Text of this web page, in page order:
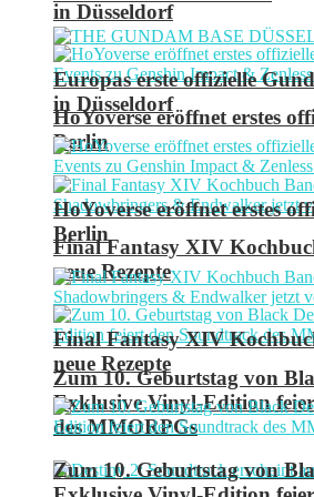
in Düsseldorf
HoYoverse eröffnet erstes
Berlin
Final Fantasy XIV
neue Rezepte
Zum 10. Geburtstag von
Exklusive Vinyl-Edition
des MMORPGs
Europas erste offizielle
in Düsseldorf
HoYoverse eröffnet erstes
Berlin
Final Fantasy XIV
neue Rezepte
Zum 10. Geburtstag von